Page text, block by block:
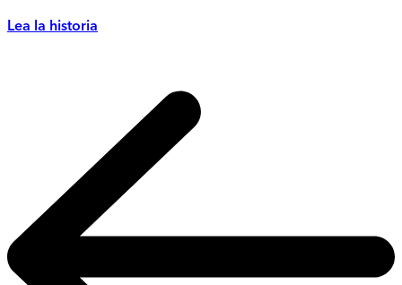
Lea la historia